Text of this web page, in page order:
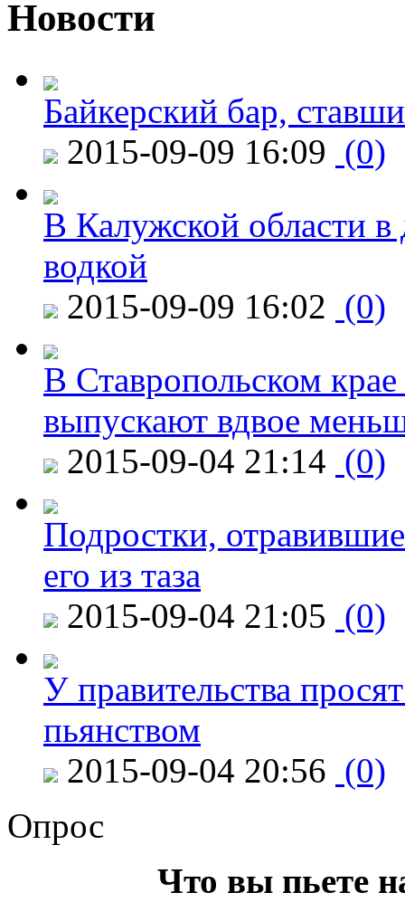
Новости
Байкерский бар,
2015-09-09 16:09 (0)
В Калужской области в
водкой
2015-09-09 16:02 (0)
В Ставропольском
выпускают вдвое
2015-09-04 21:14 (0)
Подростки,
его из таза
2015-09-04 21:05 (0)
У правительства
пьянством
2015-09-04 20:56 (0)
Опрос
Что вы пьете